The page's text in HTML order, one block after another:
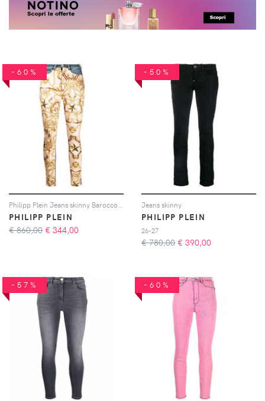
-60%
PHILIPP PLEIN
€ 860,00 € 344,00
-50%
Jeans skinny
PHILIPP PLEIN
26-27
€ 780,00 € 390,00
-57% -60%